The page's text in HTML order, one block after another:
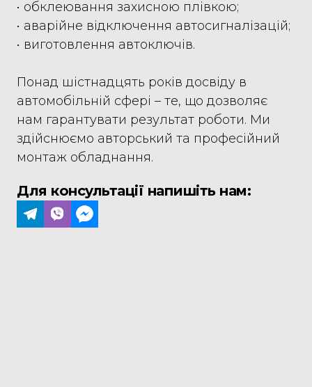
• обклеювання захисною плівкою;
• аварійне відключення автосигналізацій;
• виготовлення автоключів.
Понад шістнадцять років досвіду в
автомобільній сфері – те, що дозволяє
нам гарантувати результат роботи. Ми
здійснюємо авторський та професійний
монтаж обладнання.
Для консультації напишіть нам: